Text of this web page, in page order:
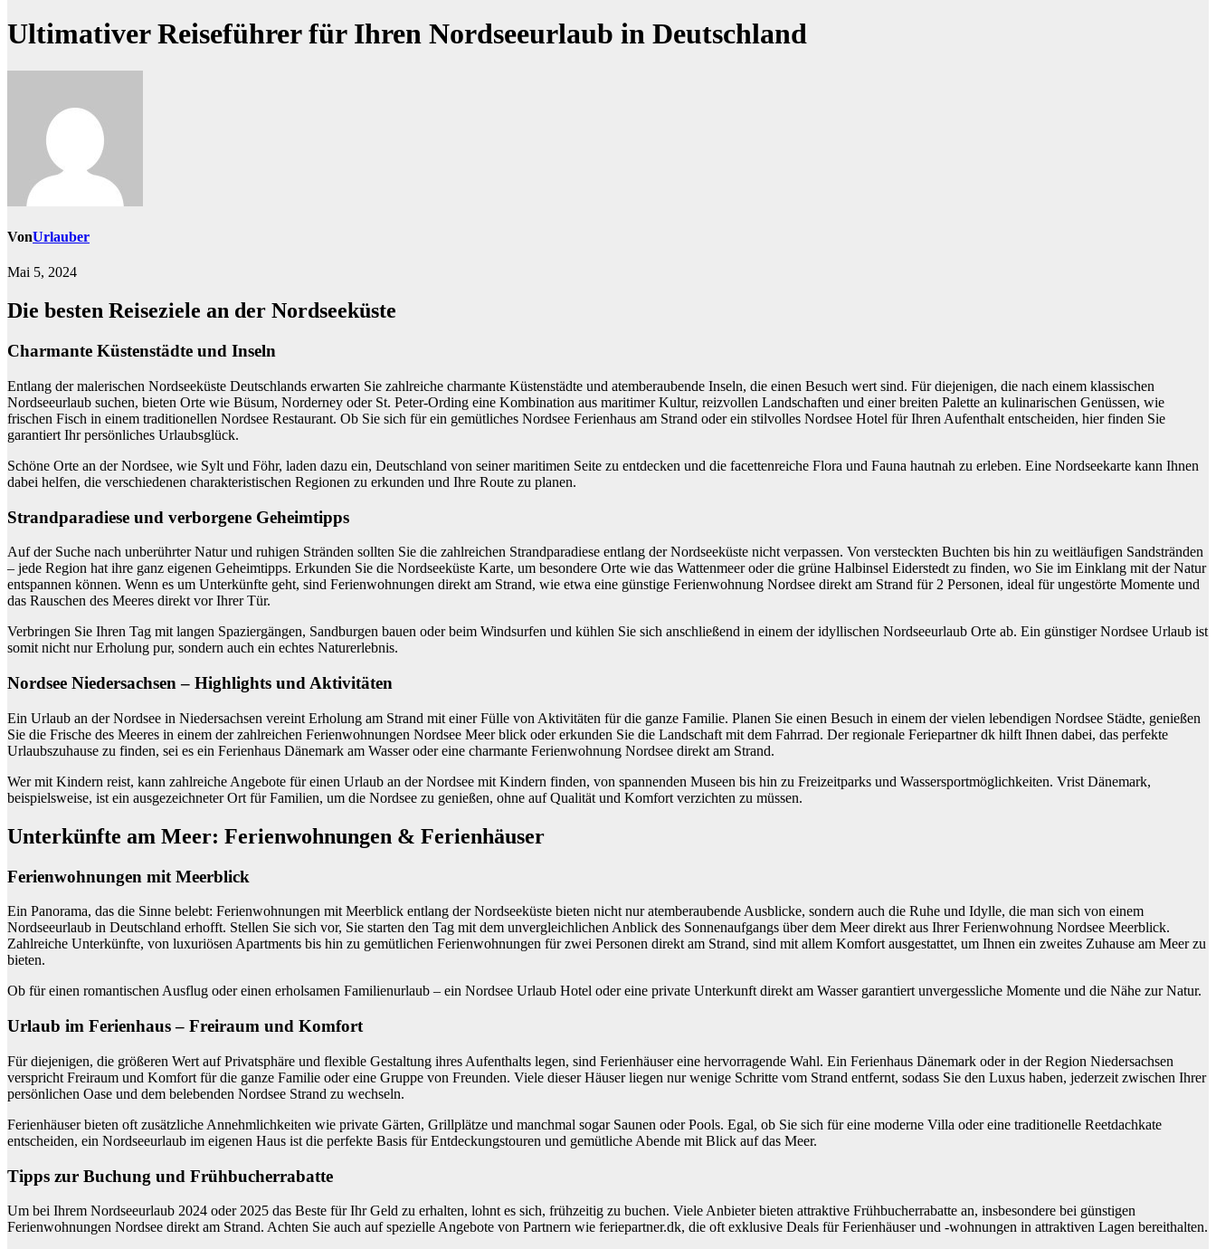
Ultimativer Reiseführer für Ihren Nordseeurlaub in Deutschland
VonUrlauber
Mai 5, 2024
Die besten Reiseziele an der Nordseeküste
Charmante Küstenstädte und Inseln
Entlang der malerischen Nordseeküste Deutschlands erwarten Sie zahlreiche charmante Küstenstädte und atemberaubende Inseln, die einen Besuch wert sind. Für diejenigen, die nach einem klassischen
Nordseeurlaub suchen, bieten Orte wie Büsum, Norderney oder St. Peter-Ording eine Kombination aus maritimer Kultur, reizvollen Landschaften und einer breiten Palette an kulinarischen Genüssen, wie
frischen Fisch in einem traditionellen Nordsee Restaurant. Ob Sie sich für ein gemütliches Nordsee Ferienhaus am Strand oder ein stilvolles Nordsee Hotel für Ihren Aufenthalt entscheiden, hier finden Sie
garantiert Ihr persönliches Urlaubsglück.
Schöne Orte an der Nordsee, wie Sylt und Föhr, laden dazu ein, Deutschland von seiner maritimen Seite zu entdecken und die facettenreiche Flora und Fauna hautnah zu erleben. Eine Nordseekarte kann Ihnen
dabei helfen, die verschiedenen charakteristischen Regionen zu erkunden und Ihre Route zu planen.
Strandparadiese und verborgene Geheimtipps
Auf der Suche nach unberührter Natur und ruhigen Stränden sollten Sie die zahlreichen Strandparadiese entlang der Nordseeküste nicht verpassen. Von versteckten Buchten bis hin zu weitläufigen Sandstränden
– jede Region hat ihre ganz eigenen Geheimtipps. Erkunden Sie die Nordseeküste Karte, um besondere Orte wie das Wattenmeer oder die grüne Halbinsel Eiderstedt zu finden, wo Sie im Einklang mit der Natur
entspannen können. Wenn es um Unterkünfte geht, sind Ferienwohnungen direkt am Strand, wie etwa eine günstige Ferienwohnung Nordsee direkt am Strand für 2 Personen, ideal für ungestörte Momente und
das Rauschen des Meeres direkt vor Ihrer Tür.
Verbringen Sie Ihren Tag mit langen Spaziergängen, Sandburgen bauen oder beim Windsurfen und kühlen Sie sich anschließend in einem der idyllischen Nordseeurlaub Orte ab. Ein günstiger Nordsee Urlaub ist
somit nicht nur Erholung pur, sondern auch ein echtes Naturerlebnis.
Nordsee Niedersachsen – Highlights und Aktivitäten
Ein Urlaub an der Nordsee in Niedersachsen vereint Erholung am Strand mit einer Fülle von Aktivitäten für die ganze Familie. Planen Sie einen Besuch in einem der vielen lebendigen Nordsee Städte, genießen
Sie die Frische des Meeres in einem der zahlreichen Ferienwohnungen Nordsee Meer blick oder erkunden Sie die Landschaft mit dem Fahrrad. Der regionale Feriepartner dk hilft Ihnen dabei, das perfekte
Urlaubszuhause zu finden, sei es ein Ferienhaus Dänemark am Wasser oder eine charmante Ferienwohnung Nordsee direkt am Strand.
Wer mit Kindern reist, kann zahlreiche Angebote für einen Urlaub an der Nordsee mit Kindern finden, von spannenden Museen bis hin zu Freizeitparks und Wassersportmöglichkeiten. Vrist Dänemark,
beispielsweise, ist ein ausgezeichneter Ort für Familien, um die Nordsee zu genießen, ohne auf Qualität und Komfort verzichten zu müssen.
Unterkünfte am Meer: Ferienwohnungen & Ferienhäuser
Ferienwohnungen mit Meerblick
Ein Panorama, das die Sinne belebt: Ferienwohnungen mit Meerblick entlang der Nordseeküste bieten nicht nur atemberaubende Ausblicke, sondern auch die Ruhe und Idylle, die man sich von einem
Nordseeurlaub in Deutschland erhofft. Stellen Sie sich vor, Sie starten den Tag mit dem unvergleichlichen Anblick des Sonnenaufgangs über dem Meer direkt aus Ihrer Ferienwohnung Nordsee Meerblick.
Zahlreiche Unterkünfte, von luxuriösen Apartments bis hin zu gemütlichen Ferienwohnungen für zwei Personen direkt am Strand, sind mit allem Komfort ausgestattet, um Ihnen ein zweites Zuhause am Meer zu
bieten.
Ob für einen romantischen Ausflug oder einen erholsamen Familienurlaub – ein Nordsee Urlaub Hotel oder eine private Unterkunft direkt am Wasser garantiert unvergessliche Momente und die Nähe zur Natur.
Urlaub im Ferienhaus – Freiraum und Komfort
Für diejenigen, die größeren Wert auf Privatsphäre und flexible Gestaltung ihres Aufenthalts legen, sind Ferienhäuser eine hervorragende Wahl. Ein Ferienhaus Dänemark oder in der Region Niedersachsen
verspricht Freiraum und Komfort für die ganze Familie oder eine Gruppe von Freunden. Viele dieser Häuser liegen nur wenige Schritte vom Strand entfernt, sodass Sie den Luxus haben, jederzeit zwischen Ihrer
persönlichen Oase und dem belebenden Nordsee Strand zu wechseln.
Ferienhäuser bieten oft zusätzliche Annehmlichkeiten wie private Gärten, Grillplätze und manchmal sogar Saunen oder Pools. Egal, ob Sie sich für eine moderne Villa oder eine traditionelle Reetdachkate
entscheiden, ein Nordseeurlaub im eigenen Haus ist die perfekte Basis für Entdeckungstouren und gemütliche Abende mit Blick auf das Meer.
Tipps zur Buchung und Frühbucherrabatte
Um bei Ihrem Nordseeurlaub 2024 oder 2025 das Beste für Ihr Geld zu erhalten, lohnt es sich, frühzeitig zu buchen. Viele Anbieter bieten attraktive Frühbucherrabatte an, insbesondere bei günstigen
Ferienwohnungen Nordsee direkt am Strand. Achten Sie auch auf spezielle Angebote von Partnern wie feriepartner.dk, die oft exklusive Deals für Ferienhäuser und -wohnungen in attraktiven Lagen bereithalten.